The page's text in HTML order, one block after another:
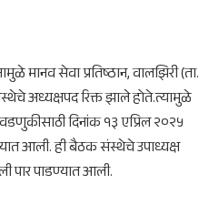
मानव सेवा प्रतिष्ठान, वालझिरी (ता.
अध्यक्षपद रिक्त झाले होते.त्यामुळे
दिनांक १३ एप्रिल २०२५
आली. ही बैठक संस्थेचे उपाध्यक्ष
पार पाडण्यात आली.